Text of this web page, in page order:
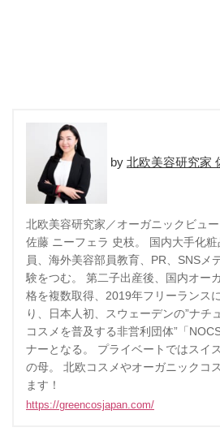
北欧美容研究家
北欧美容研究家／オーガニックビュ
佐藤 ニーフェラ 史枝。 国内大手化
員、海外美容部員教育、PR、SNSメ
験をつむ。 第二子出産後、国内オー
格を複数取得、2019年フリーランス
り、日本人初、スウェーデンの”ナチ
コスメを普及する非営利団体”「
ナーとなる。 プライベートではスイ
の母。 北欧コスメやオーガニックコ
ます！
https://greencosjapan.com/